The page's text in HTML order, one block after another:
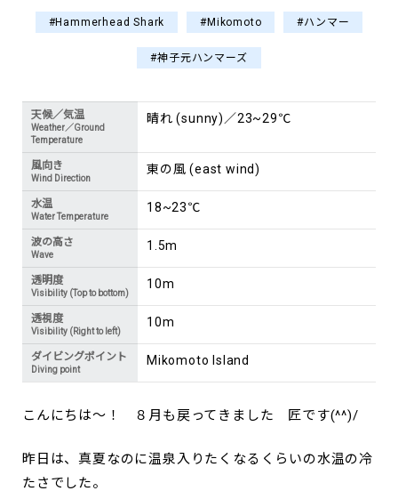
#Hammerhead Shark #Mikomoto #ハンマー
#神子元ハンマーズ
天候／気温
Weather／Ground
Temperature
晴れ (sunny)／23~29℃
風向き
Wind Direction
東の風 (east wind)
水温
Water Temperature
18~23℃
波の高さ
Wave
1.5m
透明度
Visibility (Top to bottom)
10m
透視度
Visibility (Right to left)
10m
ダイビングポイント
Diving point
Mikomoto Island
こんにちは～！ ８月も戻ってきました 匠です(^^)/
昨日は、真夏なのに温泉入りたくなるくらいの水温の冷
たさでした。